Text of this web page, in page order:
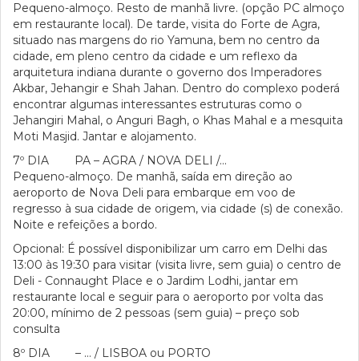
Pequeno-almoço. Resto de manhã livre. (opção PC almoço
em restaurante local). De tarde, visita do Forte de Agra,
situado nas margens do rio Yamuna, bem no centro da
cidade, em pleno centro da cidade e um reflexo da
arquitetura indiana durante o governo dos Imperadores
Akbar, Jehangir e Shah Jahan. Dentro do complexo poderá
encontrar algumas interessantes estruturas como o
Jehangiri Mahal, o Anguri Bagh, o Khas Mahal e a mesquita
Moti Masjid. Jantar e alojamento.
7º DIA PA – AGRA / NOVA DELI /...
Pequeno-almoço. De manhã, saída em direção ao
aeroporto de Nova Deli para embarque em voo de
regresso à sua cidade de origem, via cidade (s) de conexão.
Noite e refeições a bordo.
Opcional: É possível disponibilizar um carro em Delhi das
13:00 às 19:30 para visitar (visita livre, sem guia) o centro de
Deli - Connaught Place e o Jardim Lodhi, jantar em
restaurante local e seguir para o aeroporto por volta das
20:00, mínimo de 2 pessoas (sem guia) – preço sob
consulta
8º DIA – ... / LISBOA ou PORTO